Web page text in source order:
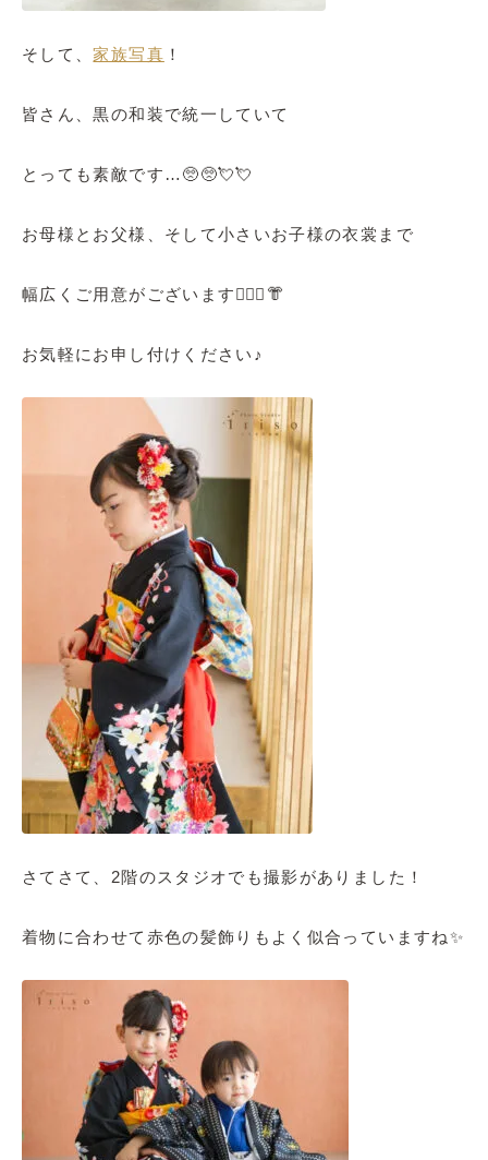
そして、家族写真 ！
皆さん、黒の和装で統一していて
とっても素敵です…🥺🥺💘💘
お母様とお父様、そして小さいお子様の衣裳まで
幅広くご用意がございます🙆🏻‍♀️👘
お気軽にお申し付けください♪
さてさて、2階のスタジオでも撮影がありました！
着物に合わせて赤色の髪飾りもよく似合っていますね✨